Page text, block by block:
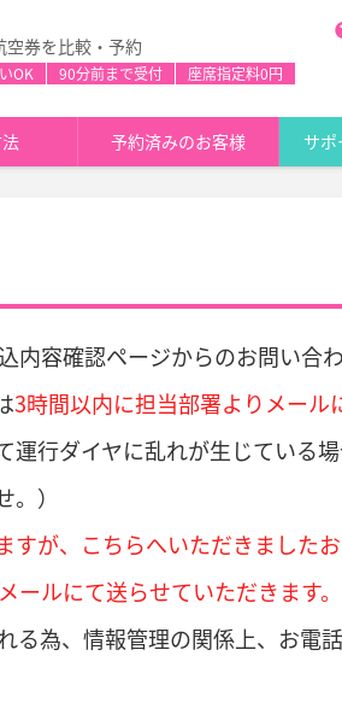
空券を比較・予約
OK 90分前まで受付 座席指定料0円
予約済みのお客様 サ
内容確認ページからのお問い合
3時間以内に担当部署よりメール
運行ダイヤに乱れが生じている
）
が、こちらへいただきました
ルにて送らせていただきます。
為、情報管理の関係上、お電